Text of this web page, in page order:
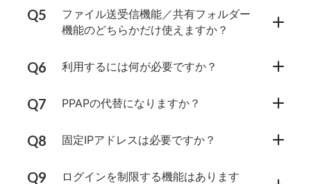
ファイル送受信機能／共有フォルダー
機能のどちらかだけ使えますか？
利用するには何が必要ですか？
PPAPの代替になりますか？
固定IPアドレスは必要ですか？
ログインを制限する機能はあります